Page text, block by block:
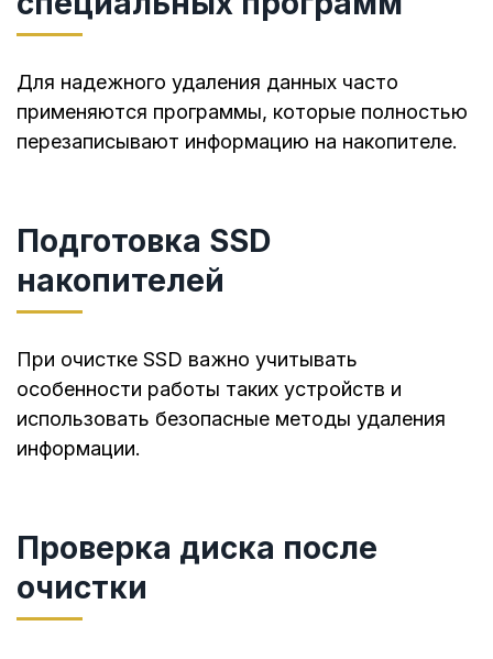
Для надежного удаления данных часто
применяются программы, которые полностью
перезаписывают информацию на накопителе.
Подготовка SSD
накопителей
При очистке SSD важно учитывать
особенности работы таких устройств и
использовать безопасные методы удаления
информации.
Проверка диска после
очистки